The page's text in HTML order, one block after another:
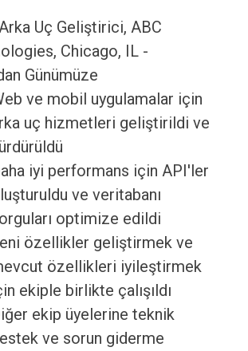
Uç Geliştirici, ABC
Chicago, IL -
Günümüze
ve mobil uygulamalar için
uç hizmetleri geliştirildi ve
iyi performans için API'ler
ve veritabanı
optimize edildi
özellikler geliştirmek ve
özellikleri iyileştirmek
ekiple birlikte çalışıldı
ekip üyelerine teknik
ve sorun giderme